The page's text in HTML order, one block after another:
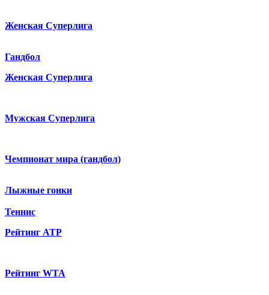
Женская Суперлига
Гандбол
Женская Суперлига
Мужская Суперлига
Чемпионат мира (гандбол)
Лыжные гонки
Теннис
Рейтинг ATP
Рейтинг WTA